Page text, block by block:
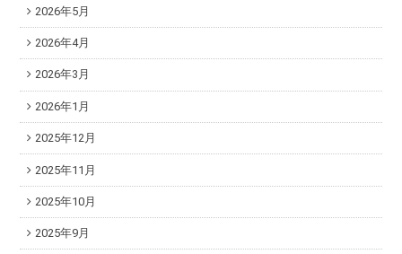
2026年5月
2026年4月
2026年3月
2026年1月
2025年12月
2025年11月
2025年10月
2025年9月